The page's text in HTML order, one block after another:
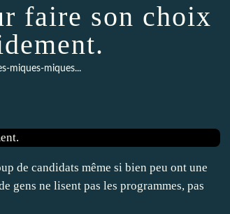
faire son choix
miques-miques...
de candidats même si bien peu ont une
gens ne lisent pas les programmes, pas